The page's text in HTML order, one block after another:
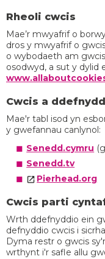
Rheoli cwcis
Mae’r mwyafrif o
dros y mwyafrif o
o wybodaeth am
osodwyd, a sut y dylid
Cwcis a
Mae'r tabl isod yn
y gwefannau canlynol:
Senedd.cymru
Senedd.tv
Pierhead.org
Cwcis parti
Wrth ddefnyddio ein
defnyddio cwcis i
Dyma restr o gwcis
wrthynt i'r safle allu